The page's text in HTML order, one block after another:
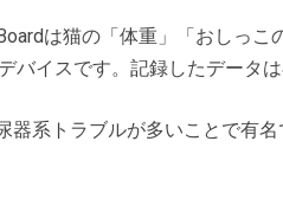
は猫の「体重」「おしっ
バイスです。記録したデータ
器系トラブルが多いことで有